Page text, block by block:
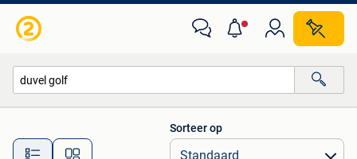
Alle afstanden…
Sorteer op